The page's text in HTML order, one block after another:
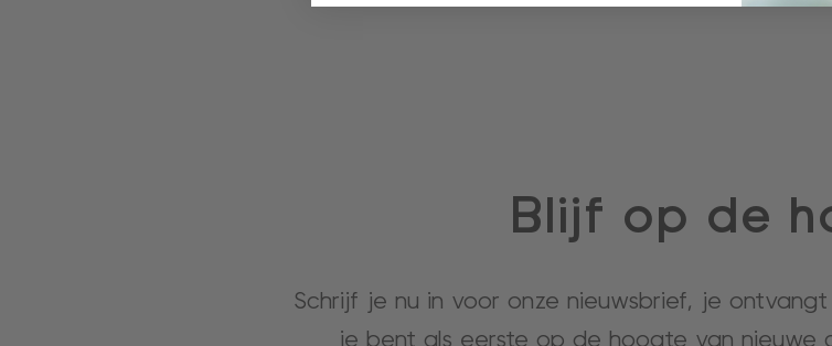
Blijf op de
Schrijf je nu in voor onze nieuwsbrief, je
je bent als eerste op de hoogte van nieuwe